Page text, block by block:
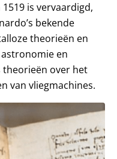
is vervaardigd,
bekende
theorieën en
en
theorieën over het
van vliegmachines.